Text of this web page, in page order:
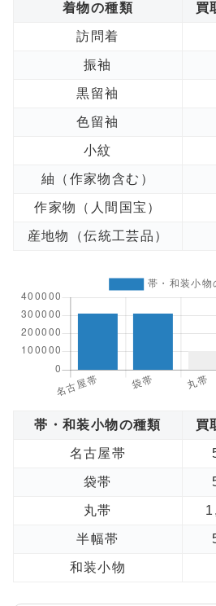
着物の種類 買
訪問着
振袖
黒留袖
色留袖
小紋
紬（作家物含む）
作家物（人間国宝）
産地物（伝統工芸品）
帯・和装小物の種類 買
名古屋帯
袋帯
丸帯
半幅帯
和装小物